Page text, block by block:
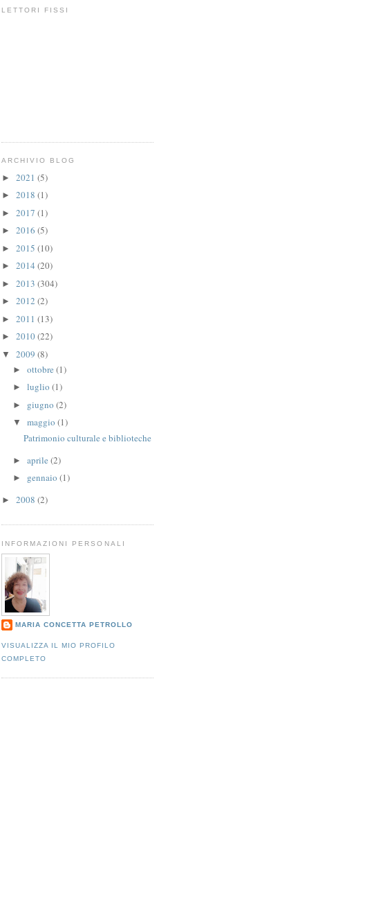
LETTORI FISSI
ARCHIVIO BLOG
► 2021 (5)
► 2018 (1)
► 2017 (1)
► 2016 (5)
► 2015 (10)
► 2014 (20)
► 2013 (304)
► 2012 (2)
► 2011 (13)
► 2010(22)
▼ 2009 (8)
► ottobre (1)
► luglio (1)
► giugno (2)
▼ maggio (1)
Patrimonio culturale e biblioteche
► aprile (2)
► gennaio (1)
► 2008 (2)
INFORMAZIONI PERSONALI
MARIA CONCETTA PETROLLO
VISUALIZZA IL MIO PROFILO
COMPLETO